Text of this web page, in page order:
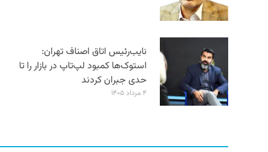
نایب‌رئیس اتاق اصناف تهران:
استوک‌ها کمبود لپ‌تاپ در بازار را تا
حدی جبران کردند
۴ مرداد ۱۴۰۵